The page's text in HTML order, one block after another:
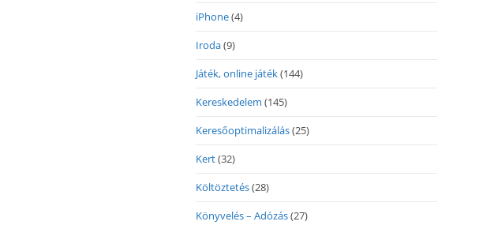
iPhone(4)
Iroda(9)
Játék, online játék(144)
Kereskedelem (145)
Keresőoptimalizálás(25)
Kert(32)
Költöztetés(28)
Könyvelés – Adózás(27)